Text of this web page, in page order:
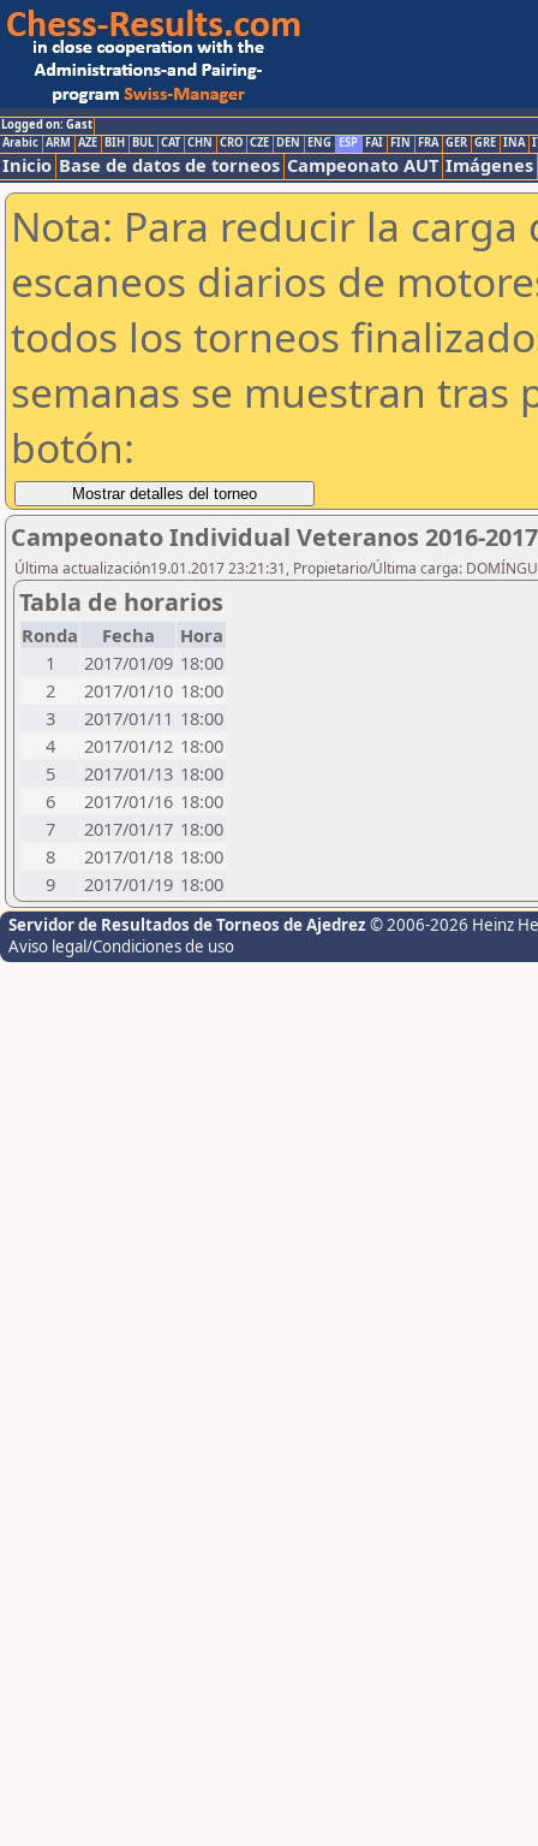
Logged on: Gast
Arabic ARM AZE BIH BUL CAT CHN CRO CZE DEN ENG ESP FAI FIN FRA GER GRE INA
Inicio Base de datos de torneos Campeonato AUT Imágenes
Nota: Para reducir la
escaneos diarios de
todos los torneos
semanas se muestran tras
botón:
Campeonato Individual Veteranos 2016-2017
Última actualización19.01.2017 23:21:31, Propietario/Última carga:
Tabla de horarios
Ronda Fecha
Hora
1
2017/01/09 18:00
2
2017/01/10 18:00
3
2017/01/11 18:00
4
2017/01/12 18:00
5
2017/01/13 18:00
6
2017/01/16 18:00
7
2017/01/17 18:00
8
2017/01/18 18:00
9
2017/01/19 18:00
Servidor de Resultados de Torneos de Ajedrez © 2006-2026 Heinz
Aviso legal/Condiciones de uso